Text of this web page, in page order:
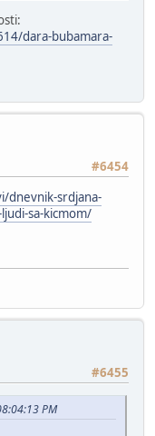
dara-bubamara-
#6454
dnevnik-srdjana-
sa-kicmom/
#6455
PM